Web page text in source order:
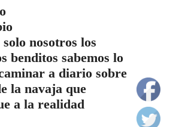
nosotros los
benditos sabemos lo
a diario sobre
la navaja que
a la realidad